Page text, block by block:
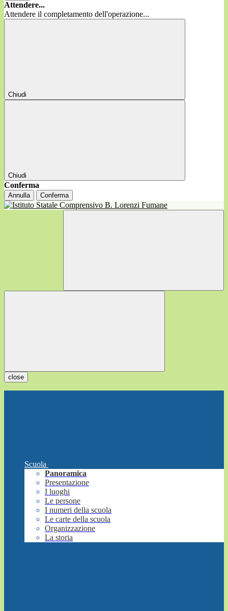
Attendere...
Attendere il completamento dell'operazione...
Chiudi
Chiudi
Conferma
Annulla Conferma
close
Scuola
Panoramica
Presentazione
I luoghi
Le persone
I numeri della scuola
Le carte della scuola
Organizzazione
La storia